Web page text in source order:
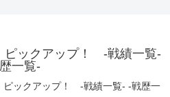
ックアップ！ -戦績一覧-
一覧-
ックアップ！ -戦績一覧- -戦歴一